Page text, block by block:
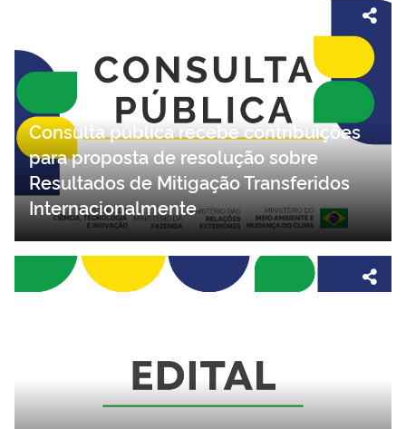
Consulta pública recebe contribuições
para proposta de resolução sobre
Resultados de Mitigação Transferidos
Internacionalmente